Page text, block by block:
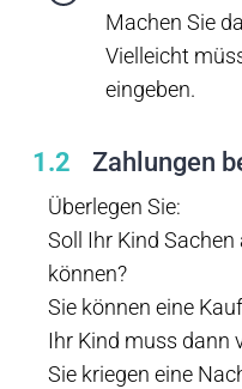
Machen Sie
Vielleicht
eingeben.
1.2 Zahlungen
Überlegen Sie:
Soll Ihr Kind
können?
Sie können eine
Ihr Kind muss dann
Sie kriegen eine